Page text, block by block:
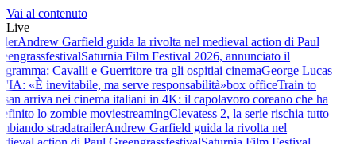
Vai al contenuto
Live
Andrew Garfield guida la rivolta nel medieval action di Paul
festivalSaturnia Film Festival 2026, annunciato il
Cavalli e Guerritore tra gli ospitiai cinemaGeorge Lucas
«È inevitabile, ma serve responsabilità»box officeTrain to
arriva nei cinema italiani in 4K: il capolavoro coreano che ha
lo zombie moviestreamingClevatess 2, la serie rischia tutto
stradatrailerAndrew Garfield guida la rivolta nel